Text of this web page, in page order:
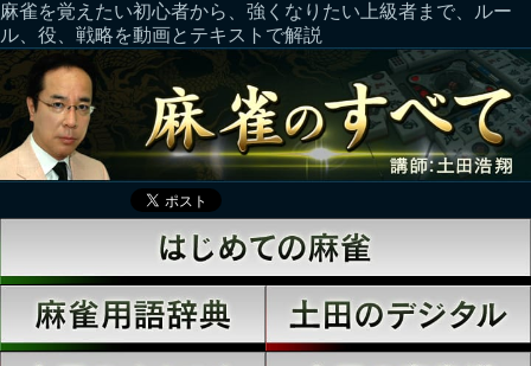
麻雀を覚えたい初心者から、強くなりたい上級者まで、ルー
ル、役、戦略を動画とテキストで解説